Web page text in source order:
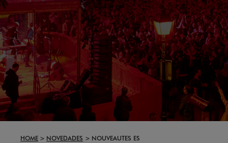
HOME NOVEDADES NOUVEAUTES ES